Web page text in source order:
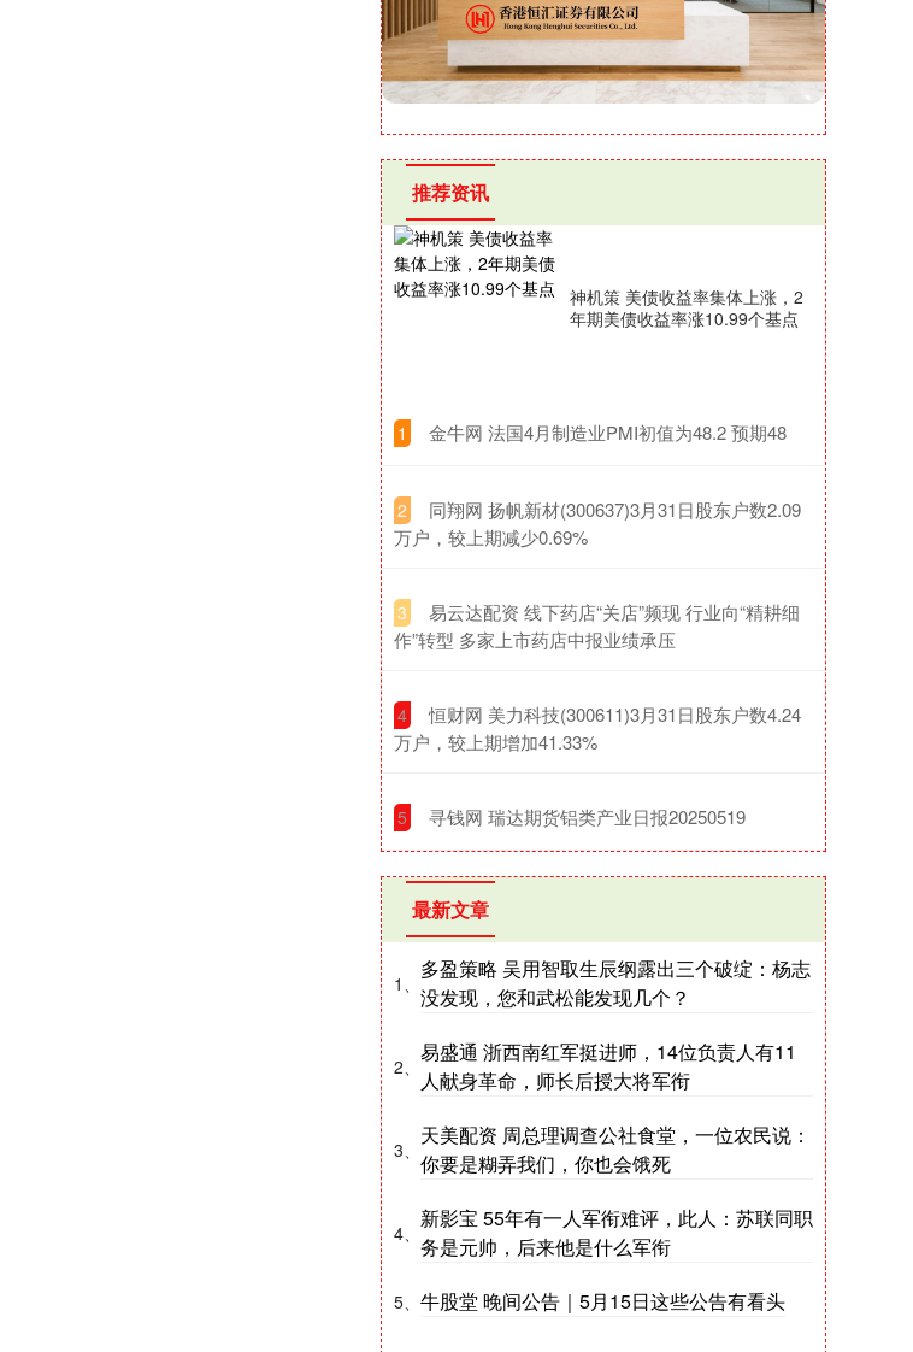
推荐资讯
神机策 美债收益率集体上涨，2
年期美债收益率涨10.99个基点
1 ​金牛网 法国4月制造业PMI初值为48.2 预期48
2
​同翔网 扬帆新材(300637)3月31日股东户数2.09
万户，较上期减少0.69%
3
​易云达配资 线下药店“关店”频现 行业向“精耕细
作”转型 多家上市药店中报业绩承压
4
​恒财网 美力科技(300611)3月31日股东户数4.24
万户，较上期增加41.33%
5 ​寻钱网 瑞达期货铝类产业日报20250519
最新文章
1、
多盈策略 吴用智取生辰纲露出三个破绽：杨志
没发现，您和武松能发现几个？
2、
易盛通 浙西南红军挺进师，14位负责人有11
人献身革命，师长后授大将军衔
3、
天美配资 周总理调查公社食堂，一位农民说：
你要是糊弄我们，你也会饿死
4、
新影宝 55年有一人军衔难评，此人：苏联同职
务是元帅，后来他是什么军衔
5、 牛股堂 晚间公告｜5月15日这些公告有看头